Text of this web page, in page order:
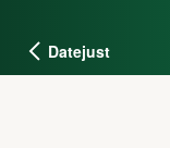
Datejust